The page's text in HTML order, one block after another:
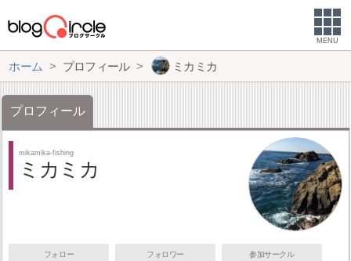
MENU
ホーム プロフィール ミカミカ
プロフィール
mikamika-fishing
ミカミカ
フォロー フォロワー 参加サークル